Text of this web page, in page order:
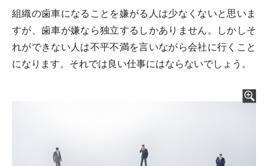
組織の歯車になることを嫌がる人は少なくないと思いま
すが、歯車が嫌なら独立するしかありません。しかしそ
れができない人は不平不満を言いながら会社に行くこと
になります。それでは良い仕事にはならないでしょう。